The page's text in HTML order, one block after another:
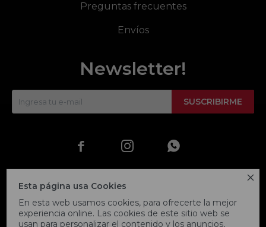

Esta página usa Cookies
En esta web usamos cookies, para ofrecerte la mejor
experiencia online. Las cookies de este sitio web se
usan para personalizar el contenido y los anuncios,
Preguntas frecuentes
Envíos
Newsletter!
SUSCRIBIRME
  